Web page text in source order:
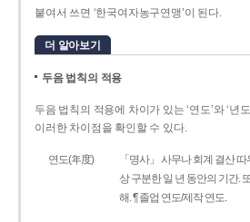
붙여서 쓰면 ‘한국여자농구연맹’이 된다.
더 알아보기
두음 법칙의 적용
두음 법칙의 적용에 차이가 있는 ‘연도’와 ‘년
이러한 차이점을 확인할 수 있다.
연도(年度)
「명사」 사무나 회계 결산
상 구분한 일 년 동안의 기간.
해. ¶ 졸업 연도/제작 연도.